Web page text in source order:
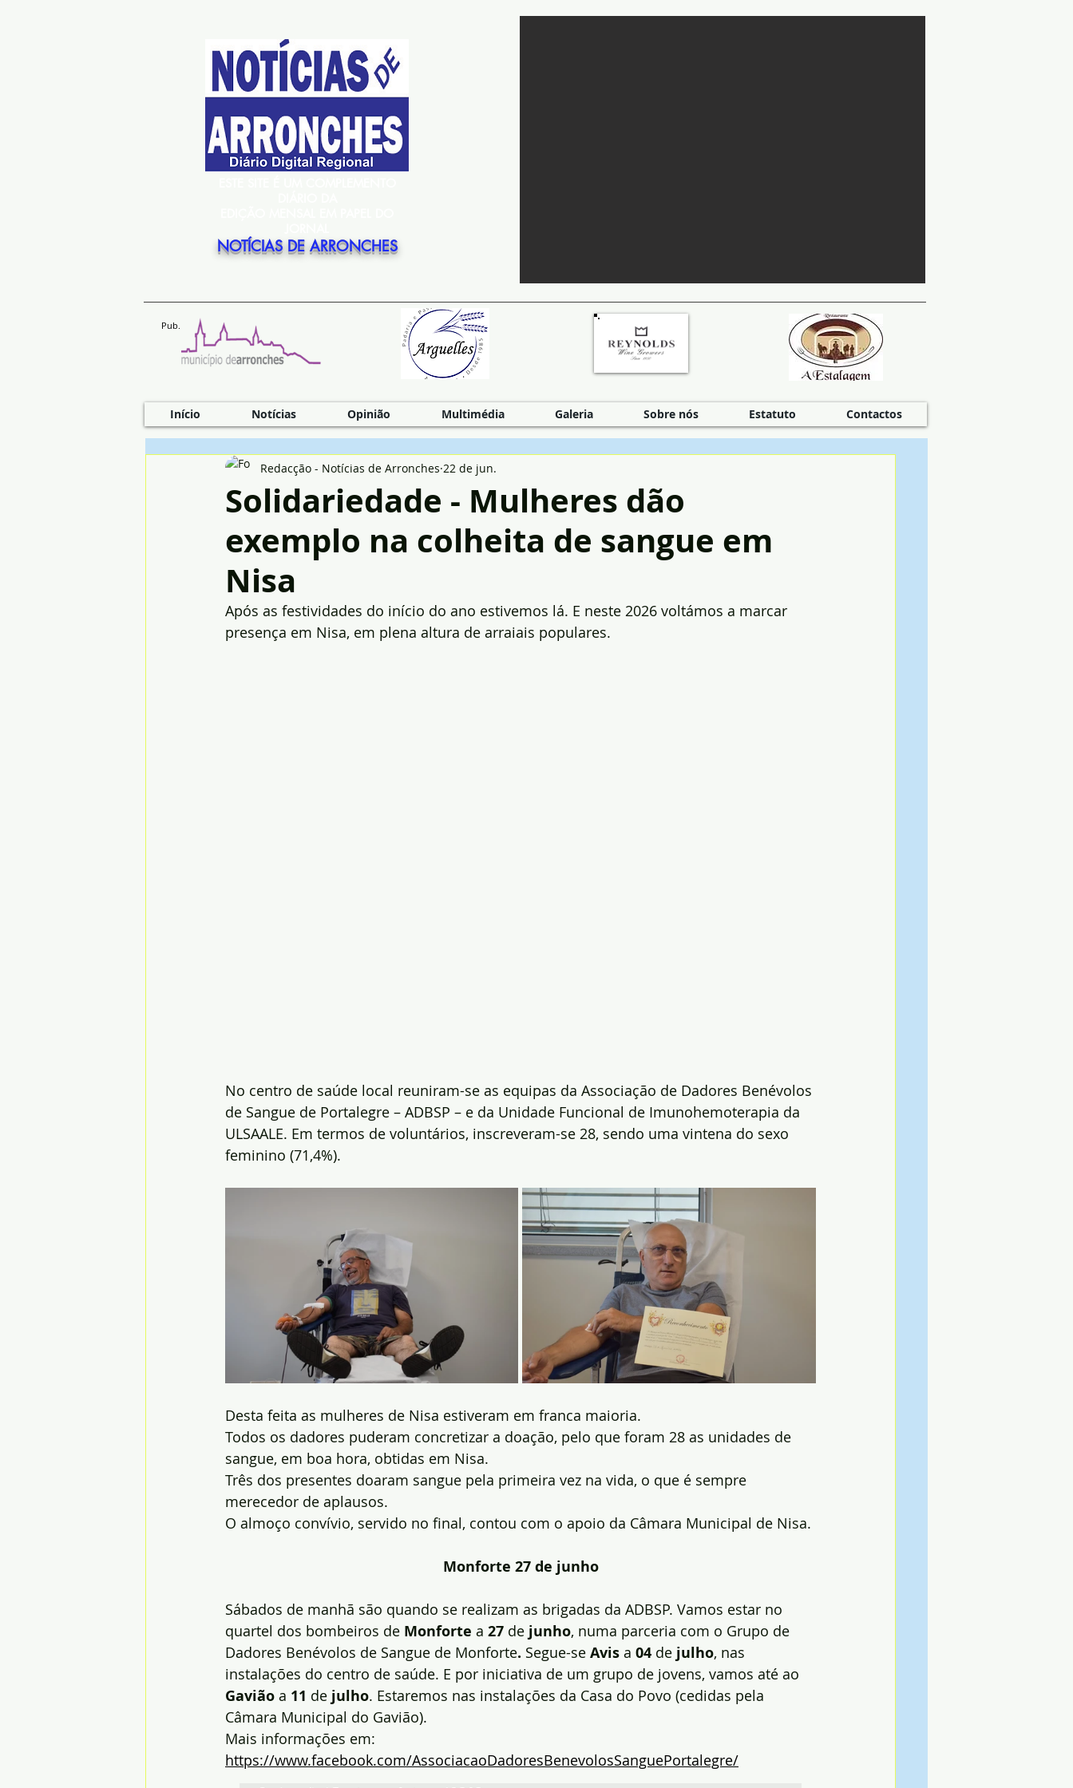
NOTÍCIAS DE ARRONCHES
Pub.
Início Notícias Opinião Multimédia Galeria Sobre nós Estatuto Contactos
Solidariedade - Mulheres dão
exemplo na colheita de sangue em
Nisa
Redacção - Notícias de Arronches 22 de jun.
Após as festividades do início do ano estivemos lá. E neste 2026 voltámos a marcar
presença em Nisa, em plena altura de arraiais populares.
No centro de saúde local reuniram-se as equipas da Associação de Dadores Benévolos
de Sangue de Portalegre – ADBSP – e da Unidade Funcional de Imunohemoterapia da
ULSAALE. Em termos de voluntários, inscreveram-se 28, sendo uma vintena do sexo
feminino (71,4%).
Desta feita as mulheres de Nisa estiveram em franca maioria.
Todos os dadores puderam concretizar a doação, pelo que foram 28 as unidades de
sangue, em boa hora, obtidas em Nisa.
Três dos presentes doaram sangue pela primeira vez na vida, o que é sempre
merecedor de aplausos.
O almoço convívio, servido no final, contou com o apoio da Câmara Municipal de Nisa.
Monforte 27 de junho
Sábados de manhã são quando se realizam as brigadas da ADBSP. Vamos estar no
quartel dos bombeiros de Monforte a 27 de junho, numa parceria com o Grupo de
Dadores Benévolos de Sangue de Monforte. Segue-se Avis a 04 de julho, nas
instalações do centro de saúde. E por iniciativa de um grupo de jovens, vamos até ao
Gavião a 11 de julho. Estaremos nas instalações da Casa do Povo (cedidas pela
Câmara Municipal do Gavião).
Mais informações em:
https://www.facebook.com/AssociacaoDadoresBenevolosSanguePortalegre/